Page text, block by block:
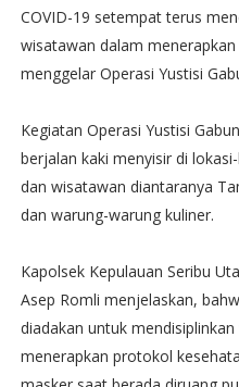
COVID-19 setempat terus
wisatawan dalam
menggelar Operasi Yustisi
Kegiatan Operasi Yustisi
berjalan kaki menyisir di
dan wisatawan diantaranya
dan warung-warung kuliner.
Kapolsek Kepulauan Seribu
Asep Romli menjelaskan,
diadakan untuk
menerapkan protokol